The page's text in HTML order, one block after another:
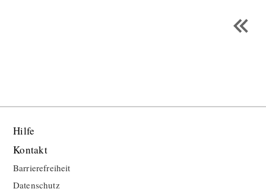
Hilfe
Kontakt
Barrierefreiheit
Datenschutz